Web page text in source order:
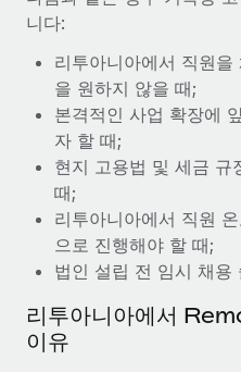
복리후생
손쉬운 직원 복리후생 관리
블로그
Remote 제품 관련 소식:
Remote Contractor
Remote의 사명은 모든 규모의
장 적합 사람을 찾아 채용 및 관
입니다. 이를 위해 최근 몇 주 동
자세히 알아보기
Shootsta가 Remote를 통
채용을 확장한 방법
니다:
리투아니아에서 직원
을 원하지 않을 때;
본격적인 사업 확장에
자 할 때;
현지 고용법 및 세금 규
때;
리투아니아에서 직원
으로 진행해야 할 때;
법인 설립 전 임시 채용
리투아니아에서
이유